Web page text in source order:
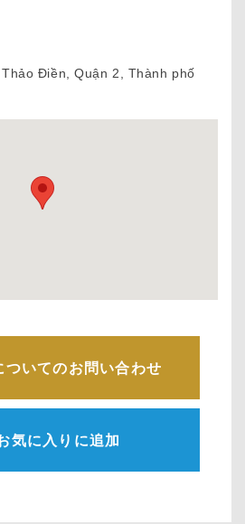
Điền, Quận 2, Thành phố
ついてのお問い合わせ
気に入りに追加